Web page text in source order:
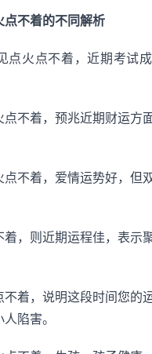
点不着的不同解析
点火点不着，近期考试
不着，预兆近期财运方
点不着，爱情运势好，但
着，则近期运程佳，表示
不着，说明这段时间您的
陷害。